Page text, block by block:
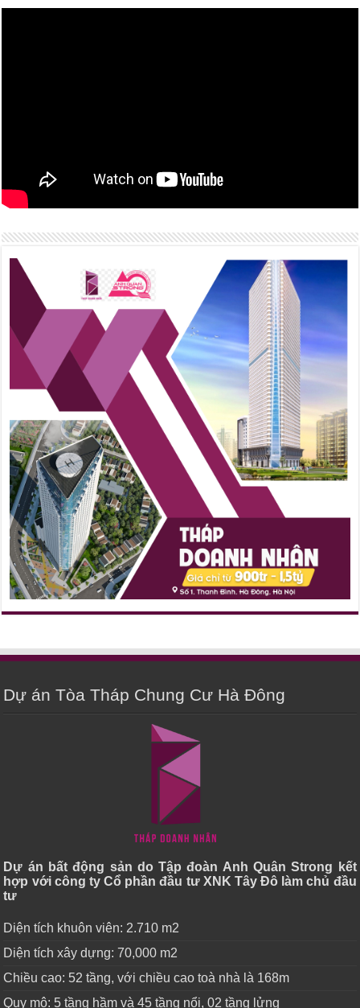
Dự án Tòa Tháp Chung Cư Hà Đông
Dự án bất động sản do Tập đoàn Anh Quân Strong kết
hợp với công ty Cổ phần đầu tư XNK Tây Đô làm chủ đầu
tư
Diện tích khuôn viên: 2.710 m2
Diện tích xây dựng: 70,000 m2
Chiều cao: 52 tầng, với chiều cao toà nhà là 168m
Quy mô: 5 tầng hầm và 45 tầng nổi, 02 tầng lửng